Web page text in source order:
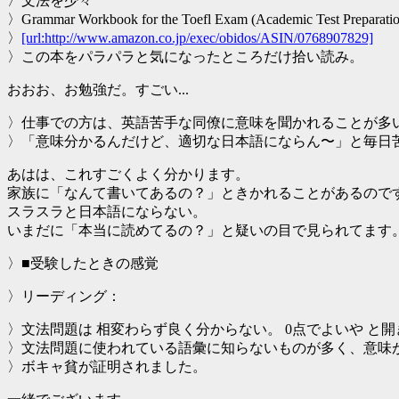
〉Grammar Workbook for the Toefl Exam (Academic Test
〉
[url:http://www.amazon.co.jp/exec/obidos/ASIN/0768907829]
〉この本をパラパラと気になったところだけ拾い読み。
おおお、お勉強だ。すごい...
〉仕事での方は、英語苦手な同僚に意味を聞かれることが多
〉「意味分かるんだけど、適切な日本語にならん〜」と毎日
あはは、これすごくよく分かります。
家族に「なんて書いてあるの？」ときかれることがあるので
スラスラと日本語にならない。
いまだに「本当に読めてるの？」と疑いの目で見られてます
〉■受験したときの感覚
〉リーディング：
〉文法問題は 相変わらず良く分からない。 0点でよいや と
〉文法問題に使われている語彙に知らないものが多く、意味
〉ボキャ貧が証明されました。